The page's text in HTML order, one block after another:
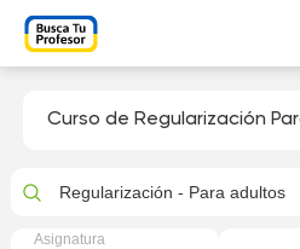
Curso de Regularización
Regularización - Para adultos
Asignatura